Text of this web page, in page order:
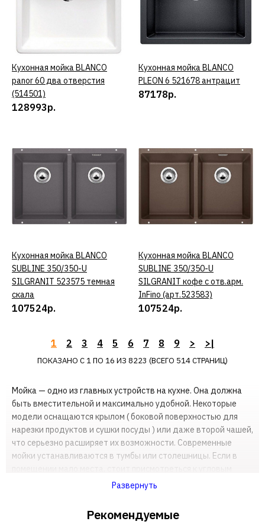
КУПИТЬ
ДОБАВИТЬ К СРАВНЕНИЮ
ДОБАВИТЬ В ПОЖЕЛАНИЯ
белый
КУПИТЬ
ДОБАВИТЬ К СРАВНЕНИЮ
ДОБАВИТЬ В ПОЖЕЛАНИЯ
BLANCO
Кухонная мойка BLANCO
PuraDur серый беж
гранит 522234
106220р.
КУПИТЬ
ДОБАВИТЬ К СРАВНЕНИЮ
Кухонная мойка BLANCO
ETAGON 6 PuraPlus
КУПИТЬ
Кухонная мойка BLANCO
panor 60 два отверстия
(514501)
128993р.
КУПИТЬ
Кухонная мойка BLANCO
PLEON 6 521678 антрацит
87178р.
КУПИТЬ
Кухонная мойка BLANCO
SUBLINE 350/350-U
SILGRANIT 523575 темная
скала
107524р.
КУПИТЬ
Кухонная мойка BLANCO
SUBLINE 350/350-U
SILGRANIT кофе с отв.арм.
InFino (арт.523583)
107524р.
1 2 3 4 5 6 7 8 9 > >|
ПОКАЗАНО С 1 ПО 16 ИЗ 8223 (ВСЕГО 514 СТРАНИЦ)
Мойка — одно из главных устройств на кухне. Она должна
быть вместительной и максимально удобной. Некоторые
модели оснащаются крылом ( боковой поверхностью для
нарезки продуктов и сушки посуды ) или даже второй чашей,
что серьезно расширяет их возможности. Современные
мойки устанавливаются в тумбы или столешницы. Если в
моделям — они используют пространство наиболее
Стальные мойки — самые практичные. Каменные экземпляры
Развернуть
Рекомендуемые